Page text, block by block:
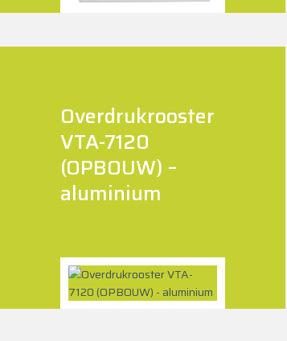
Overdrukrooster
VTA-7120
(OPBOUW) –
aluminium